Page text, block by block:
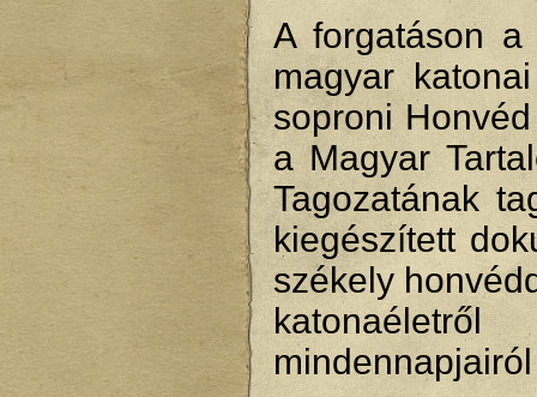
A forgatáson
magyar
soproni
a Magyar
Tagozatának
kiegészített
székely